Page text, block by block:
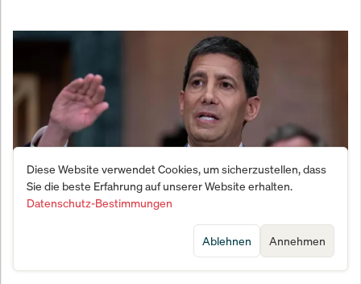
Kevin Warsh wird Fed-Chef – erste Vereidigung im
Diese Website verwendet Cookies, um sicherzustellen, dass
Sie die beste Erfahrung auf unserer Website erhalten.
Datenschutz-Bestimmungen
Annehmen
Ablehnen